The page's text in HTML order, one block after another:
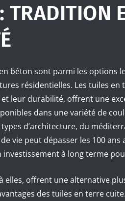
TRADITION
béton sont parmi les options
résidentielles. Les tuiles en
leur durabilité, offrent une
dans une variété de
d’architecture, du
vie peut dépasser les 100 ans
à long terme
elles, offrent une alternative
des tuiles en terre